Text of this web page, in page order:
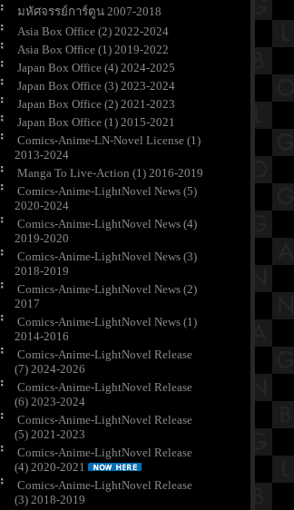
มหัศจรรย์การ์ตูน 2007-2018
Asia Box Office (2) 2022-2024
Asia Box Office (1) 2019-2022
Japan Box Office (4) 2024-2025
Japan Box Office (3) 2023-2024
Japan Box Office (2) 2021-2023
Japan Box Office (1) 2015-2021
Comics-Anime-LN-Novel License (1)
2013-2024
Manga To Live-Action (1) 2016-2019
Comics-Anime-LightNovel News (5)
2020-2024
Comics-Anime-LightNovel News (4)
2019-2020
Comics-Anime-LightNovel News (3)
2018-2019
Comics-Anime-LightNovel News (2)
2017
Comics-Anime-LightNovel News (1)
2014-2016
Comics-Anime-LightNovel Release
(7) 2024-2026
Comics-Anime-LightNovel Release
(6) 2023-2024
Comics-Anime-LightNovel Release
(5) 2021-2023
Comics-Anime-LightNovel Release
(4) 2020-2021
Comics-Anime-LightNovel Release
(3) 2018-2019